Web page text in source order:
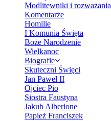
Modlitewniki i rozważania
Komentarze
Homilie
I Komunia Święta
Boże Narodzenie
Wielkanoc
Biografie
Skuteczni Święci
Jan Paweł II
Ojciec Pio
Siostra Faustyna
Jakub Alberione
Papież Franciszek